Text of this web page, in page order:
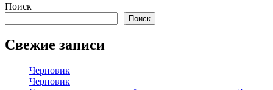
Поиск
Поиск
Свежие записи
Черновик
Черновик